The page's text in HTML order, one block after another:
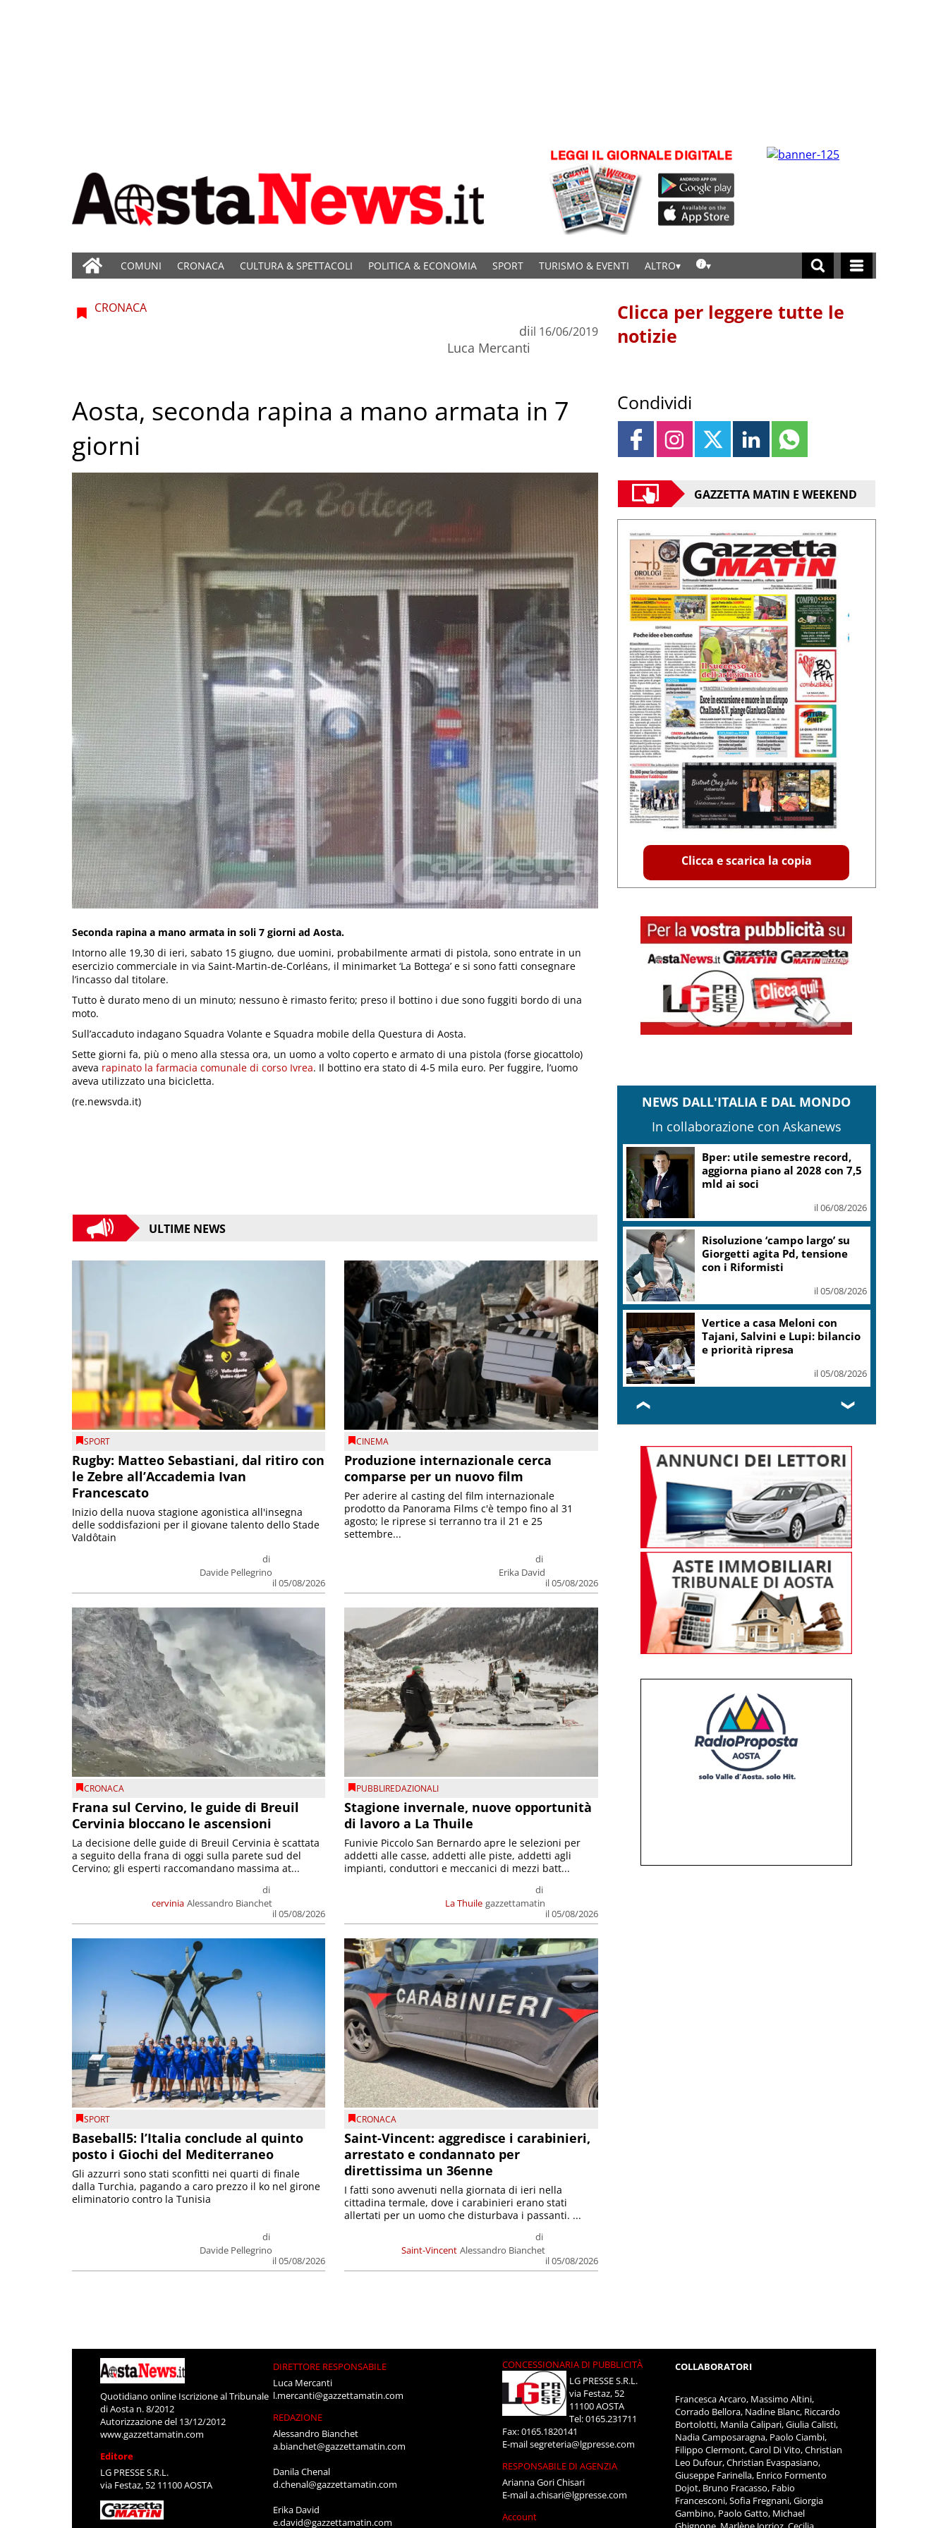
COMUNI CRONACA CULTURA & SPETTACOLI POLITICA & ECONOMIA SPORT TURISMO & EVENTI ALTRO
CRONACA
di
Luca Mercanti
il 16/06/2019
Aosta, seconda rapina a mano armata in 7
giorni
Seconda rapina a mano armata in soli 7 giorni ad Aosta.
Intorno alle 19,30 di ieri, sabato 15 giugno, due uomini, probabilmente armati di pistola, sono entrate in un
esercizio commerciale in via Saint-Martin-de-Corléans, il minimarket ‘La Bottega’ e si sono fatti consegnare
l’incasso dal titolare.
Tutto è durato meno di un minuto; nessuno è rimasto ferito; preso il bottino i due sono fuggiti bordo di una
moto.
Sull’accaduto indagano Squadra Volante e Squadra mobile della Questura di Aosta.
Sette giorni fa, più o meno alla stessa ora, un uomo a volto coperto e armato di una pistola (forse giocattolo)
aveva rapinato la farmacia comunale di corso Ivrea. Il bottino era stato di 4-5 mila euro. Per fuggire, l’uomo
aveva utilizzato una bicicletta.
(re.newsvda.it)
ULTIME NEWS
SPORT
Rugby: Matteo Sebastiani, dal ritiro con
le Zebre all’Accademia Ivan
Francescato
di
Davide Pellegrino
il 05/08/2026
Inizio della nuova stagione agonistica all'insegna
delle soddisfazioni per il giovane talento dello Stade
Valdôtain
CINEMA
Produzione internazionale cerca
comparse per un nuovo film
di
Erika David
il 05/08/2026
Per aderire al casting del film internazionale
prodotto da Panorama Films c'è tempo fino al 31
agosto; le riprese si terranno tra il 21 e 25
settembre...
CRONACA
Frana sul Cervino, le guide di Breuil
Cervinia bloccano le ascensioni
cervinia
di
Alessandro Bianchet
il 05/08/2026
La decisione delle guide di Breuil Cervinia è scattata
a seguito della frana di oggi sulla parete sud del
Cervino; gli esperti raccomandano massima at...
PUBBLIREDAZIONALI
Stagione invernale, nuove opportunità
di lavoro a La Thuile
La Thuile
di
gazzettamatin
il 05/08/2026
Funivie Piccolo San Bernardo apre le selezioni per
addetti alle casse, addetti alle piste, addetti agli
impianti, conduttori e meccanici di mezzi batt...
SPORT
Baseball5: l’Italia conclude al quinto
posto i Giochi del Mediterraneo
di
Davide Pellegrino
il 05/08/2026
Gli azzurri sono stati sconfitti nei quarti di finale
dalla Turchia, pagando a caro prezzo il ko nel girone
eliminatorio contro la Tunisia
CRONACA
Saint-Vincent: aggredisce i carabinieri,
arrestato e condannato per
direttissima un 36enne
Saint-Vincent
di
Alessandro Bianchet
il 05/08/2026
I fatti sono avvenuti nella giornata di ieri nella
cittadina termale, dove i carabinieri erano stati
allertati per un uomo che disturbava i passanti. ...
Clicca per leggere tutte le
notizie
Condividi
GAZZETTA MATIN E WEEKEND
Clicca e scarica la copia
NEWS DALL'ITALIA E DAL MONDO
In collaborazione con Askanews
Bper: utile semestre record,
aggiorna piano al 2028 con 7,5
mld ai soci
il 06/08/2026
Risoluzione ‘campo largo’ su
Giorgetti agita Pd, tensione
con i Riformisti
il 05/08/2026
Vertice a casa Meloni con
Tajani, Salvini e Lupi: bilancio
e priorità ripresa
il 05/08/2026
❮ ❯
Quotidiano online Iscrizione al Tribunale
di Aosta n. 8/2012
Autorizzazione del 13/12/2012
www.gazzettamatin.com
Editore
LG PRESSE S.R.L.
via Festaz, 52 11100 AOSTA
DIRETTORE RESPONSABILE
Luca Mercanti
l.mercanti@gazzettamatin.com
REDAZIONE
Alessandro Bianchet
a.bianchet@gazzettamatin.com
Danila Chenal
d.chenal@gazzettamatin.com
Erika David
e.david@gazzettamatin.com
CONCESSIONARIA DI PUBBLICITÀ
LG PRESSE S.R.L.
via Festaz, 52
11100 AOSTA
Tel: 0165.231711
Fax: 0165.1820141
E-mailsegreteria@lgpresse.com
RESPONSABILE DI AGENZIA
Arianna Gori Chisari
E-maila.chisari@lgpresse.com
Account
COLLABORATORI
Francesca Arcaro, Massimo Altini,
Corrado Bellora, Nadine Blanc, Riccardo
Bortolotti, Manila Calipari, Giulia Calisti,
Nadia Camposaragna, Paolo Ciambi,
Filippo Clermont, Carol Di Vito, Christian
Leo Dufour, Christian Evaspasiano,
Giuseppe Farinella, Enrico Formento
Dojot, Bruno Fracasso, Fabio
Francesconi, Sofia Fregnani, Giorgia
Gambino, Paolo Gatto, Michael